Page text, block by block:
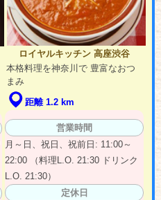
ロイヤルキッチン 高座渋谷
本格料理を神奈川で 豊富なおつ
まみ
距離 1.2 km
営業時間
月～日、祝日、祝前日: 11:00～
22:00 （料理L.O. 21:30 ドリンク
L.O. 21:30）
定休日